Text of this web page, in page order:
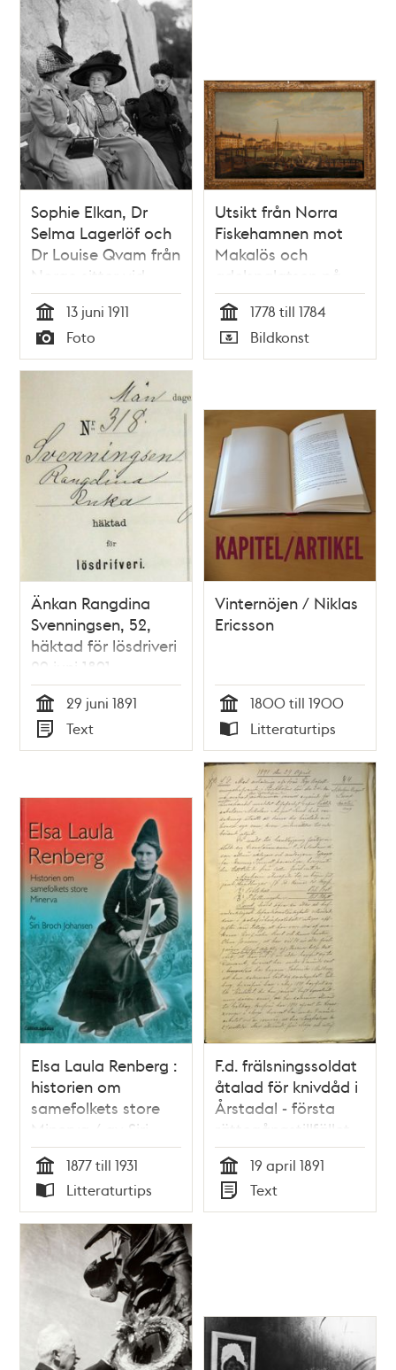
Sophie Elkan, Dr
Selma Lagerlöf och
Dr Louise Qvam från
Norge sitter vid
Renberget på
Skansen. Kvinnorna
deltog i
internationella
rösträttskongressen
Stockholm i juni 1911.
Tid
13 juni 1911
Typ
Foto
Utsikt från Norra
Fiskehamnen mot
Makalös och
adelspalatsen på
Blasieholmen
Tid
1778 till 1784
Typ
Bildkonst
Änkan Rangdina
Svenningsen, 52,
häktad för lösdriveri
29 juni 1891 -
förhörsprotokoll
Tid
29 juni 1891
Typ
Text
Vinternöjen / Niklas
Ericsson
Tid
1800 till 1900
Typ
Litteraturtips
Elsa Laula Renberg :
historien om
samefolkets store
Minerva / av Siri
Broch Johansen
Tid
1877 till 1931
Typ
Litteraturtips
F.d. frälsningssoldat
åtalad för knivdåd i
Årstadal - första
rättegångstillfället
Tid
19 april 1891
Typ
Text